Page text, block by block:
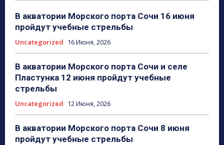
В акватории Морского порта Сочи 16 июня
пройдут учебные стрельбы
Uncategorized 16 Июня, 2026
В акватории Морского порта Сочи и селе
Пластунка 12 июня пройдут учебные
стрельбы
Uncategorized 12 Июня, 2026
В акватории Морского порта Сочи 8 июня
пройдут учебные стрельбы